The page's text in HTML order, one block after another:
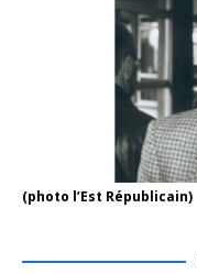
(photo l’Est Républicain)